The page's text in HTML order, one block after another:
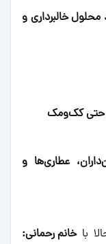
محلول خالبرداری و
حتی کک‌ومک
۵۰٪ برای سالن‌داران، عطاری‌ها و
باخانم رحمانی: